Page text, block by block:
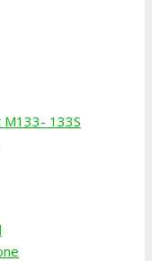
M133- 133S